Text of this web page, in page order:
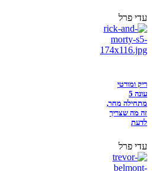
עדי פרל
ריק ומורטי
עונה 5
מתחילה מחר,
זה מה שצריך
לדעת
עדי פרל